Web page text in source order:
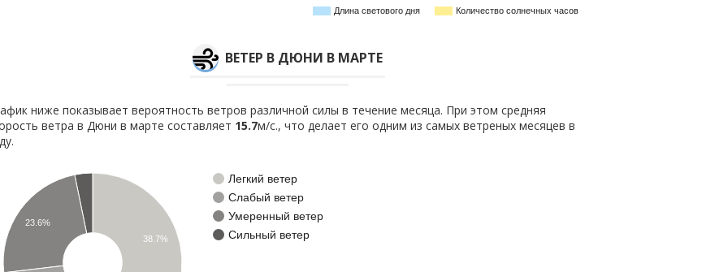
Длина светового дня Количество солнечных часов
ВЕТЕР В ДЮНИ В МАРТЕ
ниже показывает вероятность ветров различной силы в течение месяца. При этом средняя
ветра в Дюни в марте составляет 15.7м/с., что делает его одним из самых ветреных месяцев в
Легкий ветер
Слабый ветер
Умеренный ветер
Сильный ветер
38.7%
23.6%